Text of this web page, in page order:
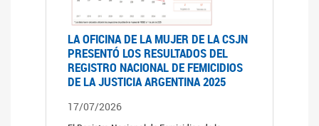
LA OFICINA DE LA MUJER DE LA CSJN
PRESENTÓ LOS RESULTADOS DEL
REGISTRO NACIONAL DE FEMICIDIOS
DE LA JUSTICIA ARGENTINA 2025
17/07/2026